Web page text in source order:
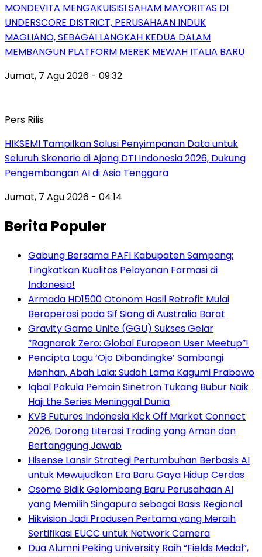
MONDEVITA MENGAKUISISI SAHAM MAYORITAS DI
UNDERSCORE DISTRICT, PERUSAHAAN INDUK
MAGLIANO, SEBAGAI LANGKAH KEDUA DALAM
MEMBANGUN PLATFORM MEREK MEWAH ITALIA BARU
Jumat, 7 Agu 2026 - 09:32
Pers Rilis
HIKSEMI Tampilkan Solusi Penyimpanan Data untuk
Seluruh Skenario di Ajang DTI Indonesia 2026, Dukung
Pengembangan AI di Asia Tenggara
Jumat, 7 Agu 2026 - 04:14
Berita Populer
Gabung Bersama PAFI Kabupaten Sampang:
Tingkatkan Kualitas Pelayanan Farmasi di
Indonesia!
Armada HD1500 Otonom Hasil Retrofit Mulai
Beroperasi pada Sif Siang di Australia Barat
Gravity Game Unite (GGU) Sukses Gelar
“Ragnarok Zero: Global European User Meetup”!
Pencipta Lagu ‘Ojo Dibandingke’ Sambangi
Menhan, Abah Lala: Sudah Lama Kagumi Prabowo
Iqbal Pakula Pemain Sinetron Tukang Bubur Naik
Haji the Series Meninggal Dunia
KVB Futures Indonesia Kick Off Market Connect
2026, Dorong Literasi Trading yang Aman dan
Bertanggung Jawab
Hisense Lansir Strategi Pertumbuhan Berbasis AI
untuk Mewujudkan Era Baru Gaya Hidup Cerdas
Osome Bidik Gelombang Baru Perusahaan AI
yang Memilih Singapura sebagai Basis Regional
Hikvision Jadi Produsen Pertama yang Meraih
Sertifikasi EUCC untuk Network Camera
Dua Alumni Peking University Raih “Fields Medal”,